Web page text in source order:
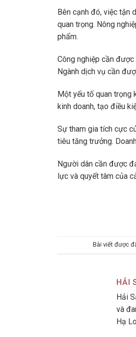
Bên cạnh đó, việc tận
quan trọng. Nông
phẩm.
Công nghiệp cần
Ngành dịch vụ cần
Một yếu tố quan trọng
kinh doanh, tạo điều
Sự tham gia tích cực
tiêu tăng trưởng.
Người dân cần được
lực và quyết tâm của
Bài viết được
HẢI
Hải
và
Hạ